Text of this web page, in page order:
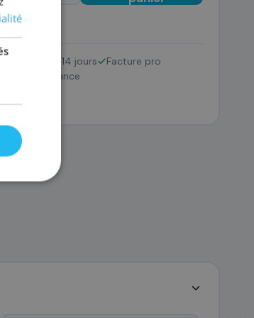
Retour 14 jours
Facture pro
SAV France